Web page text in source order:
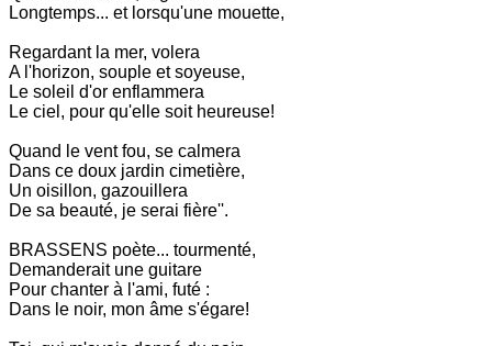
Longtemps... et lorsqu'une mouette,
Regardant la mer, volera
A l'horizon, souple et soyeuse,
Le soleil d'or enflammera
Le ciel, pour qu'elle soit heureuse!
Quand le vent fou, se calmera
Dans ce doux jardin cimetière,
Un oisillon, gazouillera
De sa beauté, je serai fière''.
BRASSENS poète... tourmenté,
Demanderait une guitare
Pour chanter à l'ami, futé :
Dans le noir, mon âme s'égare!